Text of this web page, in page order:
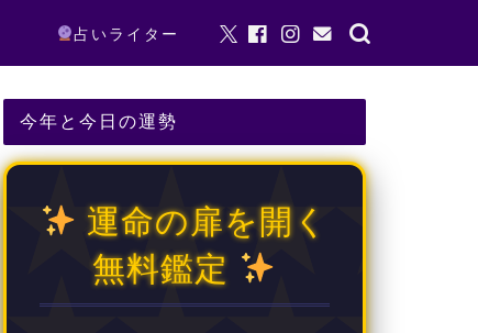
占いライター
今年と今日の運勢
運命の扉を開く
無料鑑定